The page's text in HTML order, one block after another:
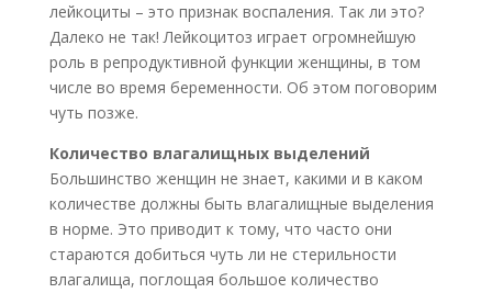
лейкоциты – это признак воспаления. Так ли это?
Далеко не так! Лейкоцитоз играет огромнейшую
роль в репродуктивной функции женщины, в том
числе во время беременности. Об этом поговорим
чуть позже.
Количество влагалищных выделений
Большинство женщин не знает, какими и в каком
количестве должны быть влагалищные выделения
в норме. Это приводит к тому, что часто они
стараются добиться чуть ли не стерильности
влагалища, поглощая большое количество